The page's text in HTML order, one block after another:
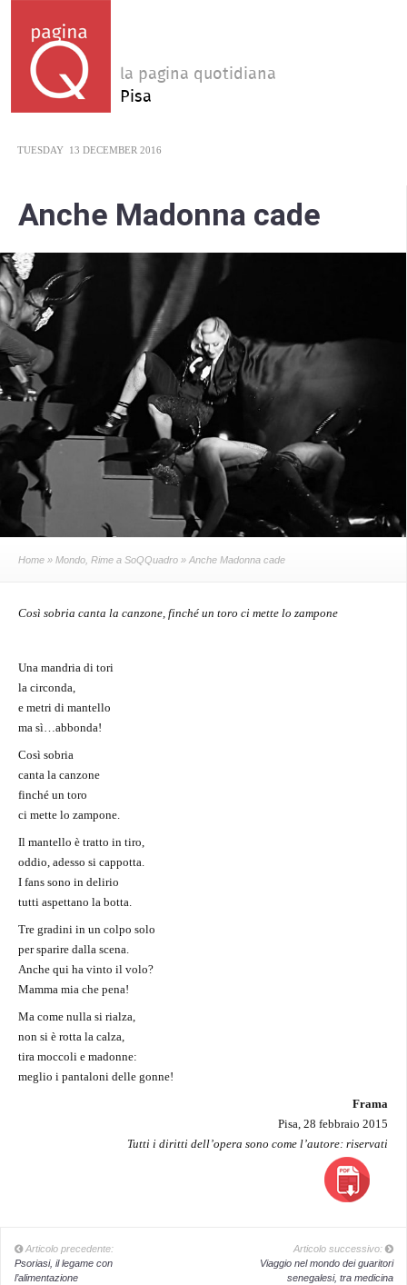
la pagina quotidiana
Pisa
TUESDAY 13 DECEMBER 2016
Anche Madonna cade
Home » Mondo Rime a SoQQuadro » Anche Madonna cade
Così sobria canta la canzone, finché un toro ci mette lo zampone
Una mandria di tori
la circonda,
e metri di mantello
ma sì…abbonda!
Così sobria
canta la canzone
finché un toro
ci mette lo zampone.
Il mantello è tratto in tiro,
oddio, adesso si cappotta.
I fans sono in delirio
tutti aspettano la botta.
Tre gradini in un colpo solo
per sparire dalla scena.
Anche qui ha vinto il volo?
Mamma mia che pena!
Ma come nulla si rialza,
non si è rotta la calza,
tira moccoli e madonne:
meglio i pantaloni delle gonne!
Frama
Pisa, 28 febbraio 2015
Tutti i diritti dell’opera sono come l’autore: riservati
Articolo precedente:
Psoriasi, il legame con
l’alimentazione
Articolo successivo:
Viaggio nel mondo dei guaritori
senegalesi, tra medicina